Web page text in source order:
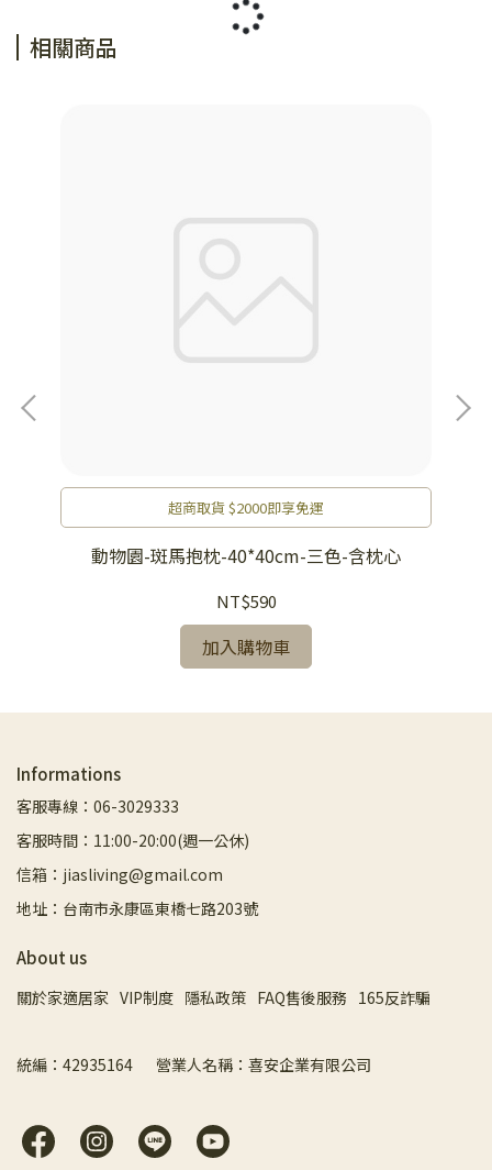
相關商品
超商取貨 $2000即享免運
動物園-斑馬抱枕-40*40cm-三色-含枕心
NT$590
加入購物車
Informations
客服專線：06-3029333
客服時間：11:00-20:00(週一公休)
信箱：jiasliving@gmail.com
地址：台南市永康區東橋七路203號
About us
關於家適居家 VIP制度 隱私政策 FAQ售後服務 165反詐騙
統編：42935164       營業人名稱：喜安企業有限公司